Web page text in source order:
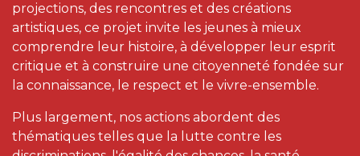
projections, des rencontres et des créations
artistiques, ce projet invite les jeunes à mieux
comprendre leur histoire, à développer leur esprit
critique et à construire une citoyenneté fondée sur
la connaissance, le respect et le vivre-ensemble.
Plus largement, nos actions abordent des
thématiques telles que la lutte contre les